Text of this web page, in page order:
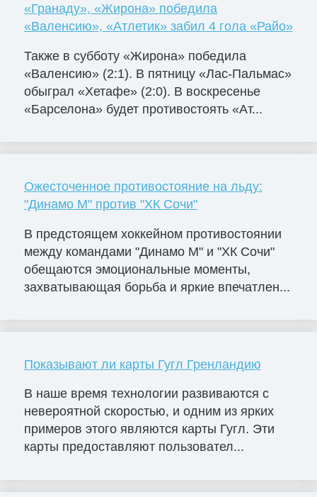
«Гранаду», «Жирона» победила
«Валенсию», «Атлетик» забил 4 гола «Райо»
Также в субботу «Жирона» победила
«Валенсию» (2:1). В пятницу «Лас-Пальмас»
обыграл «Хетафе» (2:0). В воскресенье
«Барселона» будет противостоять «Ат...
Ожесточенное противостояние на льду:
"Динамо М" против "ХК Сочи"
В предстоящем хоккейном противостоянии
между командами "Динамо М" и "ХК Сочи"
обещаются эмоциональные моменты,
захватывающая борьба и яркие впечатлен...
Показывают ли карты Гугл Гренландию
В наше время технологии развиваются с
невероятной скоростью, и одним из ярких
примеров этого являются карты Гугл. Эти
карты предоставляют пользовател...